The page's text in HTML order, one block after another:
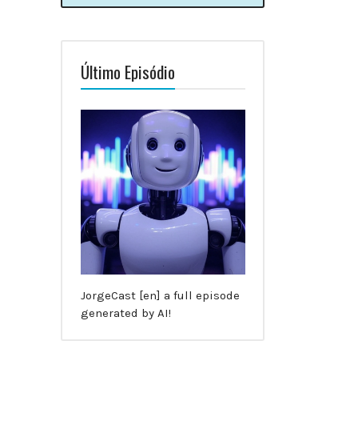
Último Episódio
JorgeCast [en] a full episode
generated by AI!